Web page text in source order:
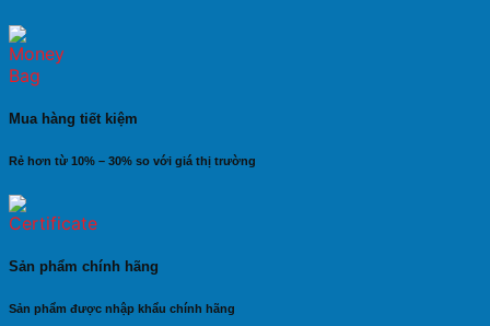
Mua hàng tiết kiệm
Rẻ hơn từ 10% – 30% so với giá thị trường
Sản phẩm chính hãng
Sản phẩm được nhập khẩu chính hãng